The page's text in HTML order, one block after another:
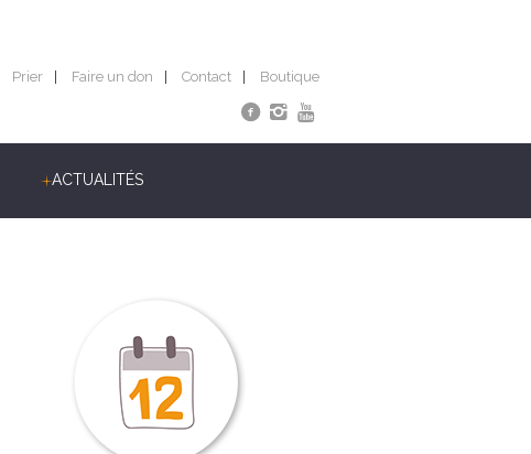
Prier Faire un don Contact Boutique
ACTUALITÉS